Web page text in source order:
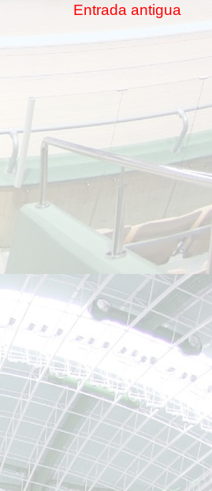
Entrada antigua